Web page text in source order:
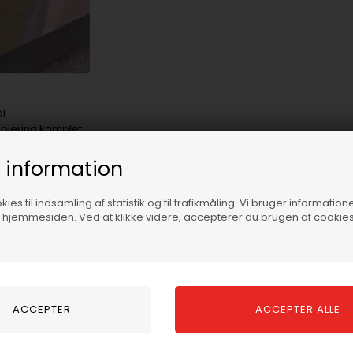
information
til indsamling af statistik og til trafikmåling. Vi bruger
Ved at klikke videre, accepterer du brugen af
komplet
DKK